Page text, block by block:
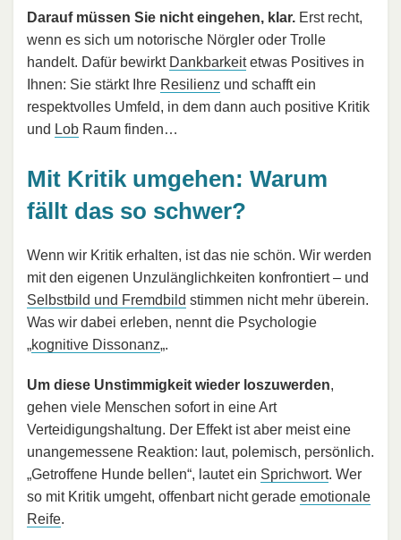
Darauf müssen Sie nicht eingehen, klar. Erst recht,
wenn es sich um notorische Nörgler oder Trolle
handelt. Dafür bewirkt Dankbarkeitetwas Positives in
Ihnen: Sie stärkt Ihre Resilienz und schafft ein
respektvolles Umfeld, in dem dann auch positive Kritik
und Lob Raum finden…
Mit Kritik umgehen: Warum
fällt das so schwer?
Wenn wir Kritik erhalten, ist das nie schön. Wir werden
mit den eigenen Unzulänglichkeiten konfrontiert – und
Selbstbild und Fremdbild stimmen nicht mehr überein.
Was wir dabei erleben, nennt die Psychologie
„kognitive Dissonanz„.
Um diese Unstimmigkeit wieder loszuwerden,
gehen viele Menschen sofort in eine Art
Verteidigungshaltung. Der Effekt ist aber meist eine
unangemessene Reaktion: laut, polemisch, persönlich.
„Getroffene Hunde bellen“, lautet ein Sprichwort. Wer
so mit Kritik umgeht, offenbart nicht gerade emotionale
Reife.